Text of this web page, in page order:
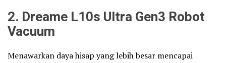
2. Dreame L10s Ultra Gen3 Robot
Vacuum
Menawarkan daya hisap yang lebih besar mencapai